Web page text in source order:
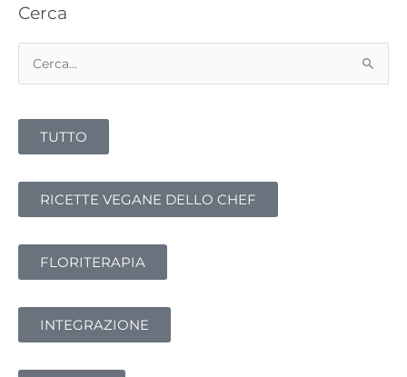
Cerca
Cerca:
TUTTO
RICETTE VEGANE DELLO CHEF
FLORITERAPIA
INTEGRAZIONE